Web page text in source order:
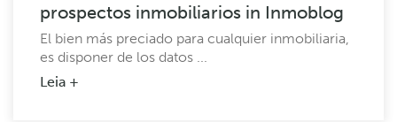
prospectos inmobiliarios in Inmoblog
El bien más preciado para cualquier inmobiliaria,
es disponer de los datos ...
Leia +